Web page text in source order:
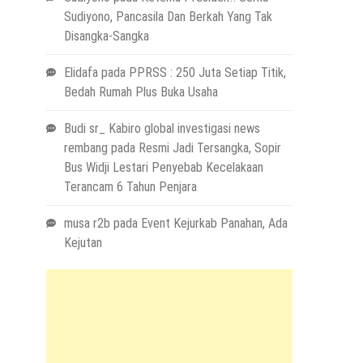
Sudiyono, Pancasila Dan Berkah Yang Tak
Disangka-Sangka
Elidafa pada PPRSS : 250 Juta Setiap Titik,
Bedah Rumah Plus Buka Usaha
Budi sr_ Kabiro global investigasi news
rembang pada Resmi Jadi Tersangka, Sopir
Bus Widji Lestari Penyebab Kecelakaan
Terancam 6 Tahun Penjara
musa r2b pada Event Kejurkab Panahan, Ada
Kejutan